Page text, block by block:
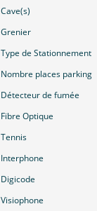
Cave(s)
Grenier
Type de Stationnement
Nombre places parking
Détecteur de fumée
Fibre Optique
Tennis
Interphone
Digicode
Visiophone